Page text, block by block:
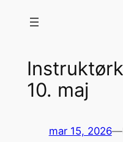
10. maj
mar 15, 2026—